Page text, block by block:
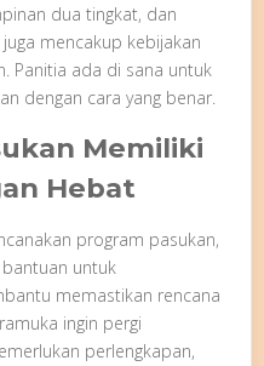
dua tingkat, dan
mencakup kebijakan
Panitia ada di sana untuk
dengan cara yang benar.
Memiliki
Hebat
program pasukan,
untuk
memastikan rencana
ingin pergi
perlengkapan,